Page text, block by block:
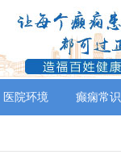
医院环境 癫痫常识